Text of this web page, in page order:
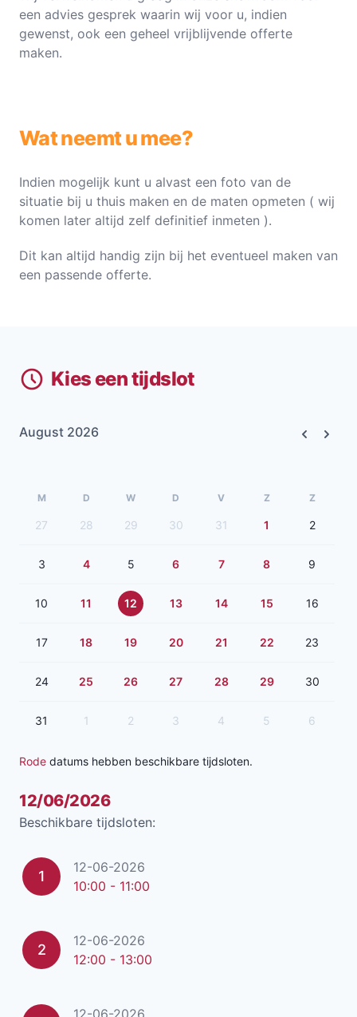
een advies gesprek waarin wij voor u, indien
gewenst, ook een geheel vrijblijvende offerte
maken.
Wat neemt u mee?
Indien mogelijk kunt u alvast een foto van de
situatie bij u thuis maken en de maten opmeten ( wij
komen later altijd zelf definitief inmeten ).
Dit kan altijd handig zijn bij het eventueel maken van
een passende offerte.
Kies een tijdslot
August 2026
M D W D V Z Z
27 28 29 30 31 1 2
3 4 5 6 7 8 9
10 11 12 13 14 15 16
17 18 19 20 21 22 23
24 25 26 27 28 29 30
31 1 2 3 4 5 6
Rode datums hebben beschikbare tijdsloten.
12/06/2026
Beschikbare tijdsloten:
1
12-06-2026
10:00 - 11:00
2
12-06-2026
12:00 - 13:00
12-06-2026